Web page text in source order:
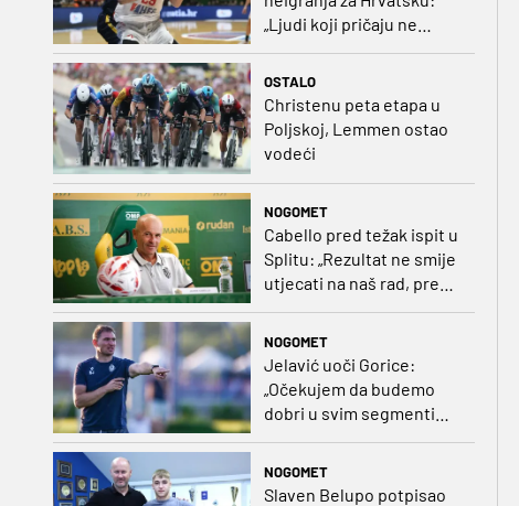
„Ljudi koji pričaju ne
dušebrižnika“
OSTALO
Christenu peta etapa u
Poljskoj, Lemmen ostao
vodeći
NOGOMET
Cabello pred težak ispit u
Splitu: „Rezultat ne smije
utjecati na naš rad, pred
nama je dugo prvenstvo“
NOGOMET
Jelavić uoči Gorice:
„Očekujem da budemo
dobri u svim segmentima
NOGOMET
Slaven Belupo potpisao